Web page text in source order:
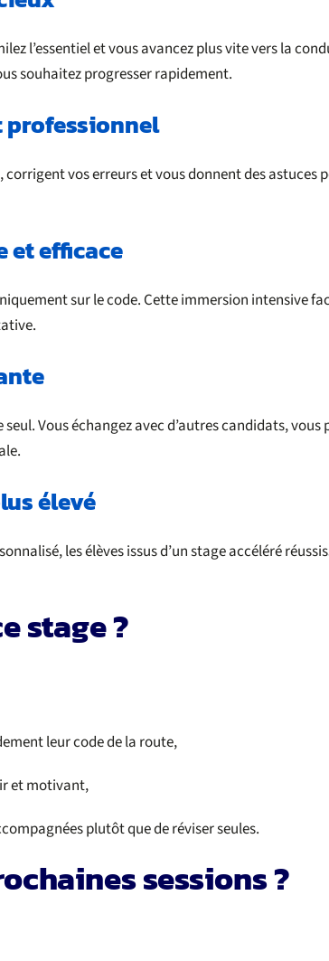
l’essentiel et vous avancez plus vite vers la
souhaitez progresser rapidement.
professionnel
vos erreurs et vous donnent des astuces
et efficace
sur le code. Cette immersion intensive
Vous échangez avec d’autres candidats,
élevé
les élèves issus d’un stage accéléré
stage ?
leur code de la route,
et motivant,
plutôt que de réviser seules.
sessions ?